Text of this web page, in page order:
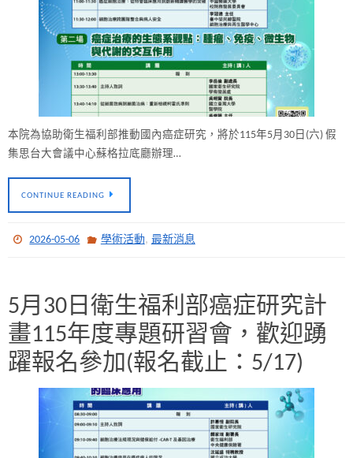
本院為協助衛生福利部推動國內癌症研究，將於115年5月30日(六) 假
集思台大會議中心蘇格拉底廳辦理…
CONTINUE READING
2026-05-06 學術活動, 最新消息
5月30日衛生福利部癌症研究計
畫115年度專題研習會，歡迎踴
躍報名參加(報名截止：5/17)